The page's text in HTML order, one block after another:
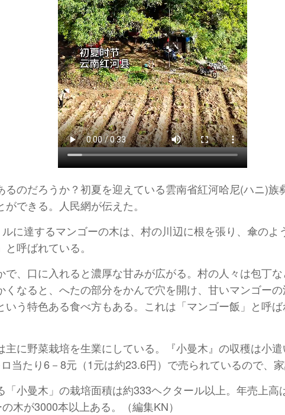
のだろうか？初夏を迎えている雲南省紅河哈尼(ハニ)
できる。人民網が伝えた。
に達するマンゴーの木は、村の川辺に根を張り、傘の
呼ばれている。
、口に入れると濃厚な甘みが広がる。村の人々は包丁
なると、へたの部分をかんで穴を開け、甘いマンゴー
う特色ある食べ方もある。これは「マンゴー飯」と呼
に野菜栽培を生業にしている。『小曼木』の収穫は小
当たり6－8元（1元は約23.6円）で売られているので、
小曼木」の栽培面積は約333ヘクタール以上。年売上
木が3000本以上ある。（編集KN）